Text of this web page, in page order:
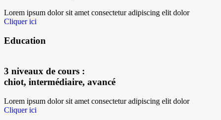
Lorem ipsum dolor sit amet consectetur adipiscing elit dolor
Cliquer ici
Education
3 niveaux de cours :
chiot, intermédiaire, avancé
Lorem ipsum dolor sit amet consectetur adipiscing elit dolor
Cliquer ici